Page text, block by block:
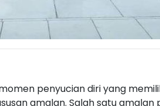
penyucian diri yang
amalan. Salah satu